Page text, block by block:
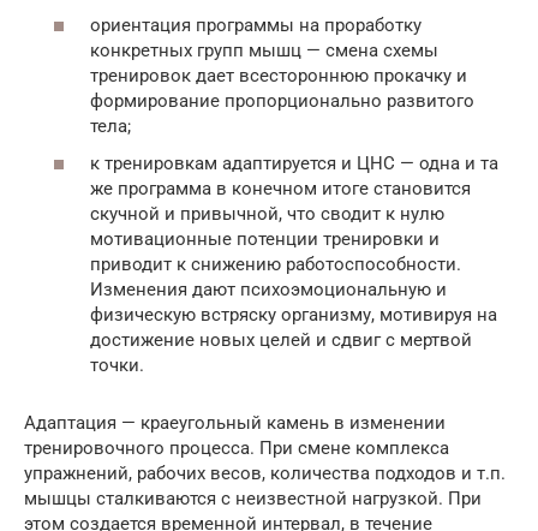
ориентация программы на проработку
конкретных групп мышц — смена схемы
тренировок дает всестороннюю прокачку и
формирование пропорционально развитого
тела;
к тренировкам адаптируется и ЦНС — одна и та
же программа в конечном итоге становится
скучной и привычной, что сводит к нулю
мотивационные потенции тренировки и
приводит к снижению работоспособности.
Изменения дают психоэмоциональную и
физическую встряску организму, мотивируя на
достижение новых целей и сдвиг с мертвой
точки.
Адаптация — краеугольный камень в изменении
тренировочного процесса. При смене комплекса
упражнений, рабочих весов, количества подходов и т.п.
мышцы сталкиваются с неизвестной нагрузкой. При
этом создается временной интервал, в течение